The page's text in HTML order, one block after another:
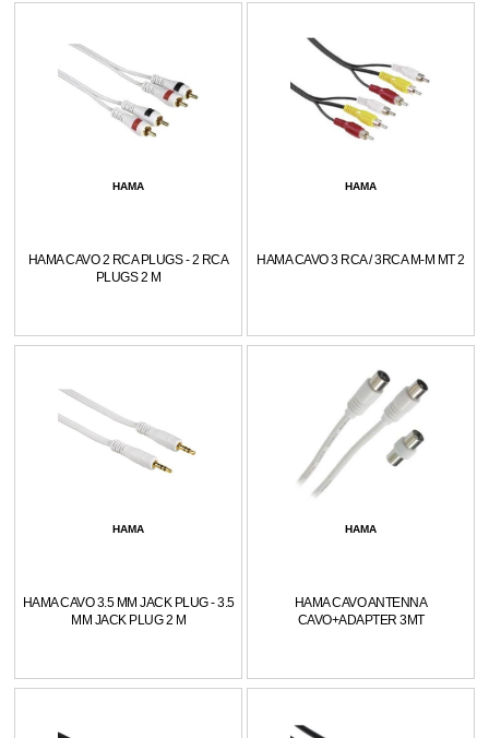
HAMA
HAMA CAVO 2 RCA PLUGS - 2 RCA
PLUGS 2 M
HAMA
HAMA CAVO 3 RCA / 3RCA M-M MT 2
HAMA
HAMA CAVO 3.5 MM JACK PLUG - 3.5
MM JACK PLUG 2 M
HAMA
HAMA CAVO ANTENNA
CAVO+ADAPTER 3MT